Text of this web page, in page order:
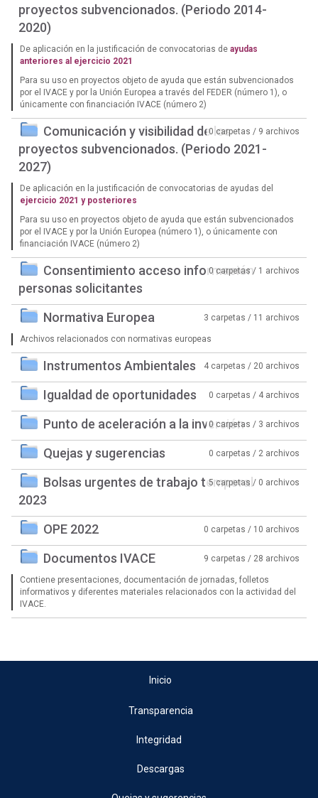
proyectos subvencionados. (Periodo 2014-
2020)
De aplicación en la justificación de convocatorias de ayudas
anteriores al ejercicio 2021
Para su uso en proyectos objeto de ayuda que están subvencionados
por el IVACE y por la Unión Europea a través del FEDER (número 1), o
únicamente con financiación IVACE (número 2)
Comunicación y visibilidad de los
proyectos subvencionados. (Periodo 2021-
2027)
0 carpetas / 9 archivos
De aplicación en la justificación de convocatorias de ayudas del
ejercicio 2021 y posteriores
Para su uso en proyectos objeto de ayuda que están subvencionados
por el IVACE y por la Unión Europea (número 1), o únicamente con
financiación IVACE (número 2)
Consentimiento acceso información
personas solicitantes
0 carpetas / 1 archivos
Normativa Europea 3 carpetas / 11 archivos
Archivos relacionados con normativas europeas
Instrumentos Ambientales 4 carpetas / 20 archivos
Igualdad de oportunidades 0 carpetas / 4 archivos
Punto de aceleración a la inversión0 carpetas / 3 archivos
Quejas y sugerencias 0 carpetas / 2 archivos
Bolsas urgentes de trabajo temporal
2023
5 carpetas / 0 archivos
OPE 2022 0 carpetas / 10 archivos
Documentos IVACE 9 carpetas / 28 archivos
Contiene presentaciones, documentación de jornadas, folletos
informativos y diferentes materiales relacionados con la actividad del
IVACE.
Inicio
Transparencia
Integridad
Descargas